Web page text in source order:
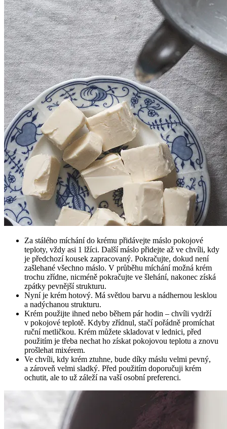
Za stálého míchání do krému přidávejte máslo pokojové
teploty, vždy asi 1 lžíci. Další máslo přidejte až ve chvíli, kdy
je předchozí kousek zapracovaný. Pokračujte, dokud není
zašlehané všechno máslo. V průběhu míchání možná krém
trochu zřídne, nicméně pokračujte ve šlehání, nakonec získá
zpátky pevnější strukturu.
Nyní je krém hotový. Má světlou barvu a nádhernou lesklou
a nadýchanou strukturu.
Krém použijte ihned nebo během pár hodin – chvíli vydrží
v pokojové teplotě. Kdyby zřídnul, stačí pořádně promíchat
ruční metličkou. Krém můžete skladovat v lednici, před
použitím je třeba nechat ho získat pokojovou teplotu a znovu
prošlehat mixérem.
Ve chvíli, kdy krém ztuhne, bude díky máslu velmi pevný,
a zároveň velmi sladký. Před použitím doporučuji krém
ochutit, ale to už záleží na vaší osobní preferenci.